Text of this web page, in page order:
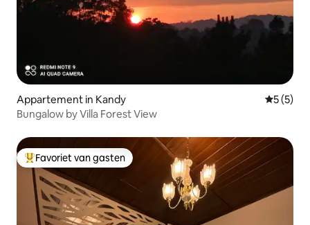
Appartement in Kandy
5 (5)
Bungalow by Villa Forest View
Topfavoriet van gasten
Favoriet van gasten